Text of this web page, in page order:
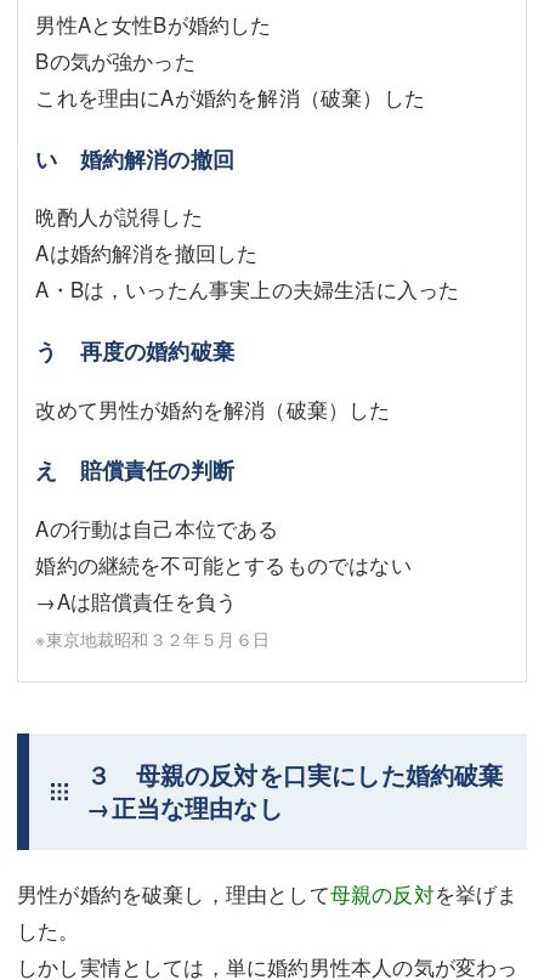
男性Aと女性Bが婚約した
Bの気が強かった
これを理由にAが婚約を解消（破棄）した
い 婚約解消の撤回
晩酌人が説得した
Aは婚約解消を撤回した
A・Bは，いったん事実上の夫婦生活に入った
う 再度の婚約破棄
改めて男性が婚約を解消（破棄）した
え 賠償責任の判断
Aの行動は自己本位である
婚約の継続を不可能とするものではない
→Aは賠償責任を負う
※東京地裁昭和３２年５月６日
３ 母親の反対を口実にした婚約破棄
→正当な理由なし
男性が婚約を破棄し，理由として母親の反対を挙げま
した。
しかし実情としては，単に婚約男性本人の気が変わっ